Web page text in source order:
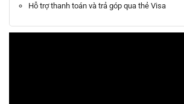
Hỗ trợ thanh toán và trả góp qua thẻ Visa